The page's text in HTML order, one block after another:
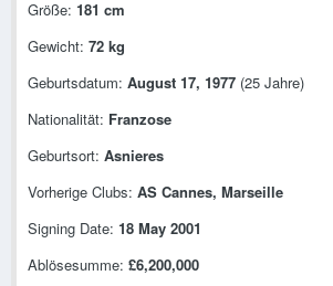
Größe: 181 cm
Gewicht: 72 kg
Geburtsdatum: August 17, 1977 (25 Jahre)
Nationalität: Franzose
Geburtsort: Asnieres
Vorherige Clubs: AS Cannes, Marseille
Signing Date: 18 May 2001
Ablösesumme: £6,200,000